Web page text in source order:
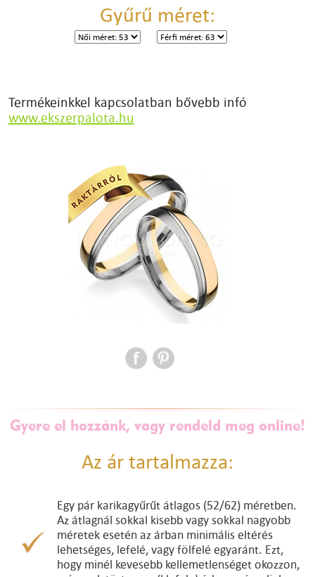
Gyűrű méret:
Termékeinkkel kapcsolatban bővebb infó
www.ekszerpalota.hu
Gyere el hozzánk, vagy rendeld meg online!
Az ár tartalmazza:
Egy pár karikagyűrűt átlagos (52/62) méretben.
Az átlagnál sokkal kisebb vagy sokkal nagyobb
méretek esetén az árban minimális eltérés
lehetséges, lefelé, vagy fölfelé egyaránt. Ezt,
hogy minél kevesebb kellemetlenséget okozzon,